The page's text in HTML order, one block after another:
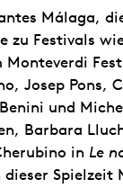
Málaga,
Festivals
Josep Pons,
und
Barbara
in Le
Spielzeit